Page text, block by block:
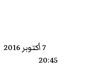
7 أكتوبر 2016
20:45